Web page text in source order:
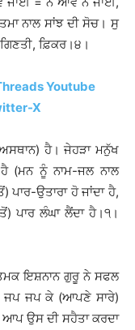
ਨਾਲ ਸਾਂਝ ਦੀ ਸੋਚ। ਸੁ
ਫ਼ਿਕਰ।੪।
Youtube
X
ਹੈ। ਜੇਹੜਾ ਮਨੁੱਖ
(ਮਨ ਨੂੰ ਨਾਮ-ਜਲ ਨਾਲ
ਪਾਰ-ਉਤਾਰਾ ਹੋ ਜਾਂਦਾ ਹੈ,
ਪਾਰ ਲੰਘਾ ਲੈਂਦਾ ਹੈ।੧।
ਇਸ਼ਨਾਨ ਗੁਰੂ ਨੇ ਸਫਲ
ਜਪ ਜਪ ਕੇ (ਆਪਣੇ ਸਾਰੇ)
ਉਸ ਦੀ ਸਹੈਤਾ ਕਰਦਾ